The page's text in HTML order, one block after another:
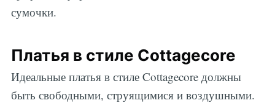
сумочки.
Платья в стиле Cottagecore
Идеальные платья в стиле Cottagecore должны
быть свободными, струящимися и воздушными.